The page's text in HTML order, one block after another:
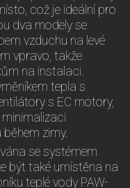
což je ideální pro
dva modely se
vzduchu na levé
vpravo, takže
na instalaci.
tepla s
s EC motory,
zimy.
se systémem
být také umístěna na
teplé vody PAW-